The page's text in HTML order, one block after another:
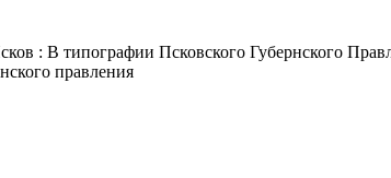
: В типографии Псковского Губернского
правления